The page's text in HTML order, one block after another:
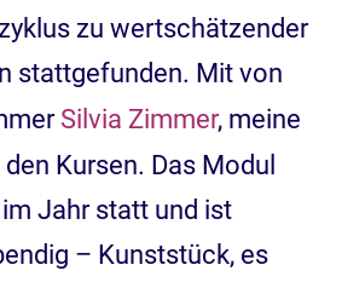
zu wertschätzender
stattgefunden. Mit von
Silvia Zimmer, meine
Kursen. Das Modul
Jahr statt und ist
– Kunststück, es